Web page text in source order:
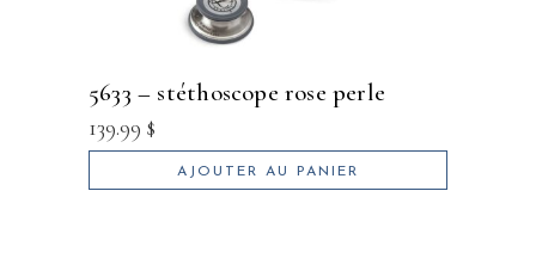
5633 – stéthoscope rose perle
139.99 $
AJOUTER AU PANIER